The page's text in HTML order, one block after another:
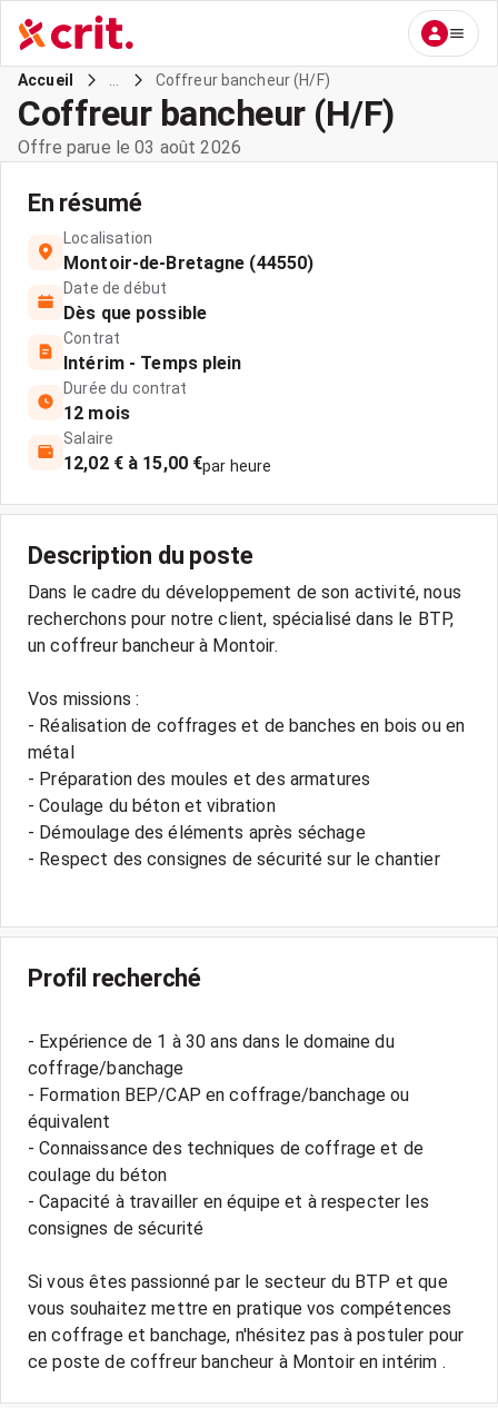
Accueil Coffreur bancheur (H/F)
Coffreur bancheur (H/F)
Offre parue le 03 août 2026
En résumé
Localisation
Montoir-de-Bretagne (44550)
Date de début
Dès que possible
Contrat
Intérim - Temps plein
Durée du contrat
12 mois
Salaire
12,02 € à 15,00 €par heure
Description du poste
Dans le cadre du développement de son activité, nous
recherchons pour notre client, spécialisé dans le BTP,
un coffreur bancheur à Montoir.
Vos missions :
- Réalisation de coffrages et de banches en bois ou en
métal
- Préparation des moules et des armatures
- Coulage du béton et vibration
- Démoulage des éléments après séchage
- Respect des consignes de sécurité sur le chantier
Profil recherché
- Expérience de 1 à 30 ans dans le domaine du
coffrage/banchage
- Formation BEP/CAP en coffrage/banchage ou
équivalent
- Connaissance des techniques de coffrage et de
coulage du béton
- Capacité à travailler en équipe et à respecter les
consignes de sécurité
Si vous êtes passionné par le secteur du BTP et que
vous souhaitez mettre en pratique vos compétences
en coffrage et banchage, n'hésitez pas à postuler pour